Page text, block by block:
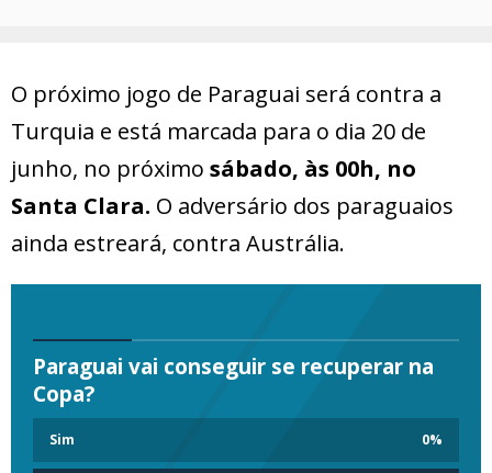
O próximo jogo de Paraguai será contra a
Turquia e está marcada para o dia 20 de
junho, no próximo sábado, às 00h, no
Santa Clara. O adversário dos paraguaios
ainda estreará, contra Austrália.
Paraguai vai conseguir se recuperar na
Copa?
Sim 0%